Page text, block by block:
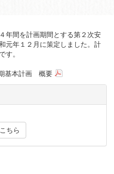
年間を計画期間とする第２次安
元年１２月に策定しました。計
す。
基本計画 概要
ちら